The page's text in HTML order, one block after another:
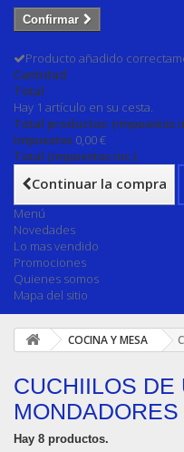
Confirmar
Producto añadido
Cantidad
Total
Hay 1 artículo en su cesta.
Total productos: (impuestos
Impuestos 0,00 €
Total (impuestos inc.)
Continuar la compra
Menú
Novedades
Lo mas vendido
Promociones
Quienes somos
Mapa del sitio
COCINA Y MESA
CUCHIILOS DE
MONDADORES
Hay 8 productos.